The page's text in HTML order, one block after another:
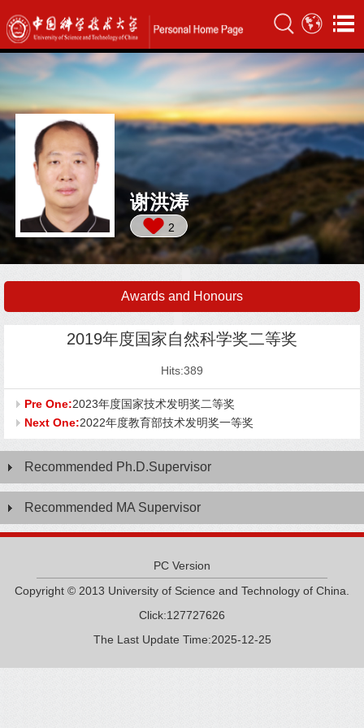
谢洪涛
2
Awards and Honours
2019年度国家自然科学奖二等奖
Hits:389
Pre One:2023年度国家技术发明奖二等奖
Next One:2022年度教育部技术发明奖一等奖
Recommended Ph.D.Supervisor
Recommended MA Supervisor
PC Version
Copyright © 2013 University of Science and Technology of China.
Click:127727626
The Last Update Time:2025-12-25